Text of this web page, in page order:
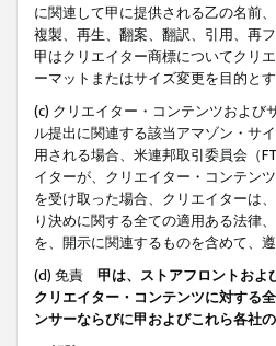
に関連して甲に提供される乙の名前
複製、再生、翻案、翻訳、引用、再
甲はクリエイター商標についてクリ
ーマットまたはサイズ変更を目的と
(c) クリエイター・コンテンツおよ
ル提出に関連する該当アマゾン・サ
用される場合、米連邦取引委員会（
イターが、クリエイター・コンテン
を受け取った場合、クリエイターは
り決めに関する全ての適用ある法律
を、開示に関連するものを含めて、
(d) 免責 甲は、ストアフロントおよ
クリエイター・コンテンツに対する
ンサーならびに甲およびこれら各社